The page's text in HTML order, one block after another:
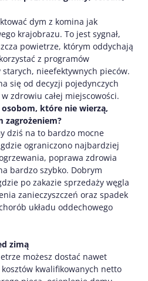
dym z komina jak
krajobrazu. To jest sygnał,
powietrze, którym oddychają
z programów
nieefektywnych pieców.
się od decyzji pojedynczych
zdrowiu całej miejscowości.
osobom, które nie wierzą,
zagrożeniem?
dziś na to bardzo mocne
ograniczono najbardziej
poprawa zdrowia
bardzo szybko. Dobrym
po zakazie sprzedaży węgla
zanieczyszczeń oraz spadek
układu oddechowego
zimą
możesz dostać nawet
kwalifikowanych netto